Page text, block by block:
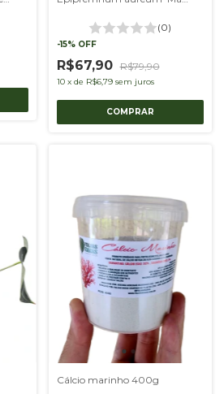
(0)
-15% OFF
R$67,90 R$79,90
10 x de R$6,79 sem juros
Cálcio marinho 400g